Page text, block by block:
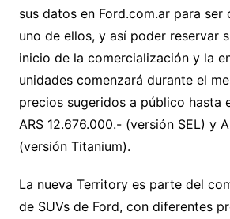
sus datos en Ford.com.ar para
uno de ellos, y así poder reservar
inicio de la comercialización y la
unidades comenzará durante el
precios sugeridos a público hasta
ARS 12.676.000.- (versión SEL) y
(versión Titanium).
La nueva Territory es parte del
de SUVs de Ford, con diferentes